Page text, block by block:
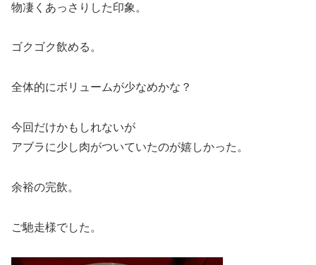
物凄くあっさりした印象。
ゴクゴク飲める。
全体的にボリュームが少なめかな？
今回だけかもしれないが
アブラに少し肉がついていたのが嬉しかった。
余裕の完飲。
ご馳走様でした。